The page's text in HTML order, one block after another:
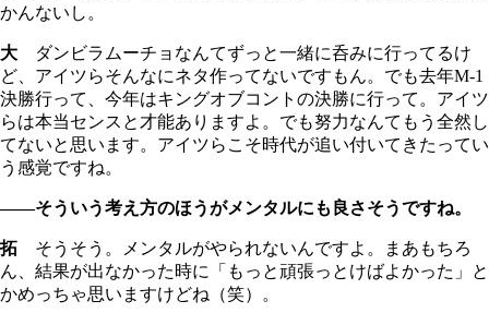
かんないし。
大 ダンビラムーチョなんてずっと一緒に呑みに行ってるけ
ど、アイツらそんなにネタ作ってないですもん。でも去年M-1
決勝行って、今年はキングオブコントの決勝に行って。アイツ
らは本当センスと才能ありますよ。でも努力なんてもう全然し
てないと思います。アイツらこそ時代が追い付いてきたってい
う感覚ですね。
――そういう考え方のほうがメンタルにも良さそうですね。
拓 そうそう。メンタルがやられないんですよ。まあもちろ
ん、結果が出なかった時に「もっと頑張っとけばよかった」と
かめっちゃ思いますけどね（笑）。